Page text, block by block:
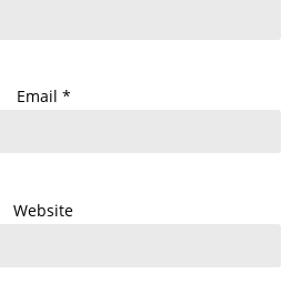
Email *
Website